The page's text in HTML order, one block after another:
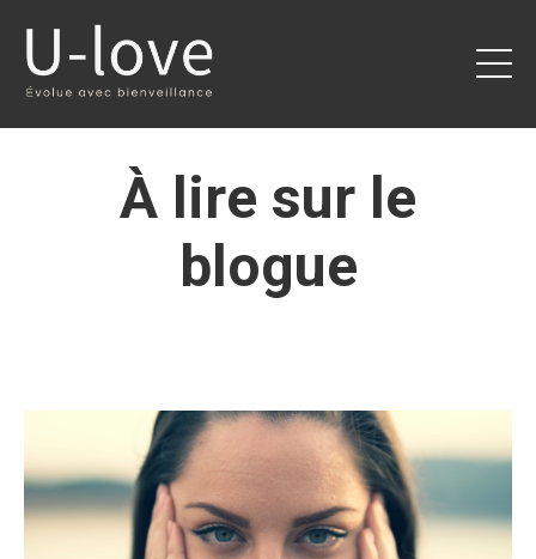
À lire sur le
blogue